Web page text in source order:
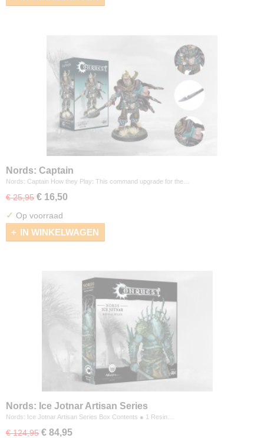
Nords: Captain
Nords: Captain How they Play: This command upgrade for the…
€ 25,95 € 16,50
✓ Op voorraad
IN WINKELWAGEN
Nords: Ice Jotnar Artisan Series
Nords: Ice Jotnar Artisan Series Box Contents ● 1 Resin…
€ 124,95 € 84,95